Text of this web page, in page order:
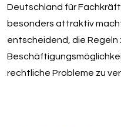
Deutschland für
besonders attraktiv
entscheidend, die Regeln
rechtliche Probleme zu